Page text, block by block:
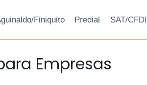
Finiquito Predial SAT/CFDI
Empresas